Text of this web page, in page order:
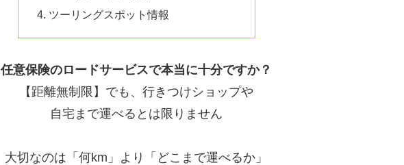
ツーリングスポット情報
任意保険のロードサービスで本当に十分ですか？
【距離無制限】でも、行きつけショップや
自宅まで運べるとは限りません
大切なのは「何km」より「どこまで運べるか」